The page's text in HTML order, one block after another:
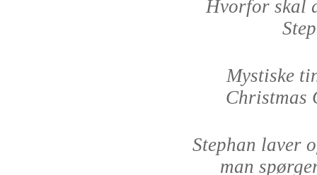
Hvorfor skal
Mystiske
Christmas
Stephan laver
man